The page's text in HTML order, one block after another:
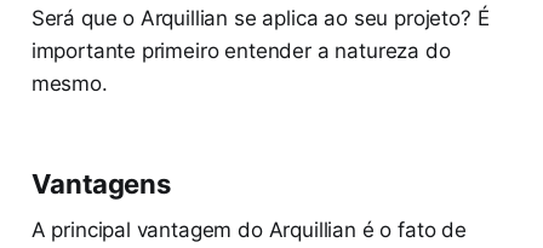
Será que o Arquillian se aplica ao seu projeto? É
importante primeiro entender a natureza do
mesmo.
Vantagens
A principal vantagem do Arquillian é o fato de